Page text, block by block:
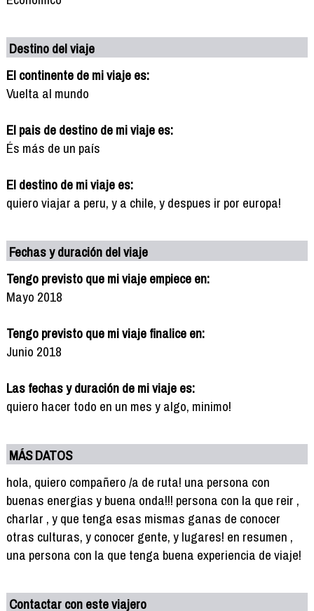
Destino del viaje
El continente de mi viaje es:
Vuelta al mundo
El pais de destino de mi viaje es:
És más de un país
El destino de mi viaje es:
quiero viajar a peru, y a chile, y despues ir por europa!
Fechas y duración del viaje
Tengo previsto que mi viaje empiece en:
Mayo 2018
Tengo previsto que mi viaje finalice en:
Junio 2018
Las fechas y duración de mi viaje es:
quiero hacer todo en un mes y algo, minimo!
MÁS DATOS
hola, quiero compañero /a de ruta! una persona con
buenas energias y buena onda!!! persona con la que reir ,
charlar , y que tenga esas mismas ganas de conocer
otras culturas, y conocer gente, y lugares! en resumen ,
una persona con la que tenga buena experiencia de viaje!
Contactar con este viajero